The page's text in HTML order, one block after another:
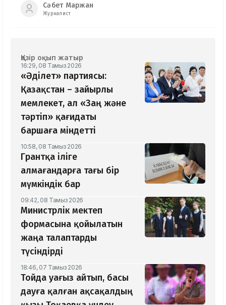
Сәбет Маржан
Журналист
Қазір оқып жатыр
16:29, 08 Тамыз 2026
«Әділет» партиясы:
Қазақстан – зайырлы
мемлекет, ал «Заң және
тәртіп» қағидаты
баршаға міндетті
10:58, 08 Тамыз 2026
Грантқа іліге
алмағандарға тағы бір
мүмкіндік бар
09:42, 08 Тамыз 2026
Министрлік мектеп
формасына қойылатын
жаңа талаптарды
түсіндірді
18:46, 07 Тамыз 2026
Тойда уағыз айтып, басы
дауға қалған ақсақалдың